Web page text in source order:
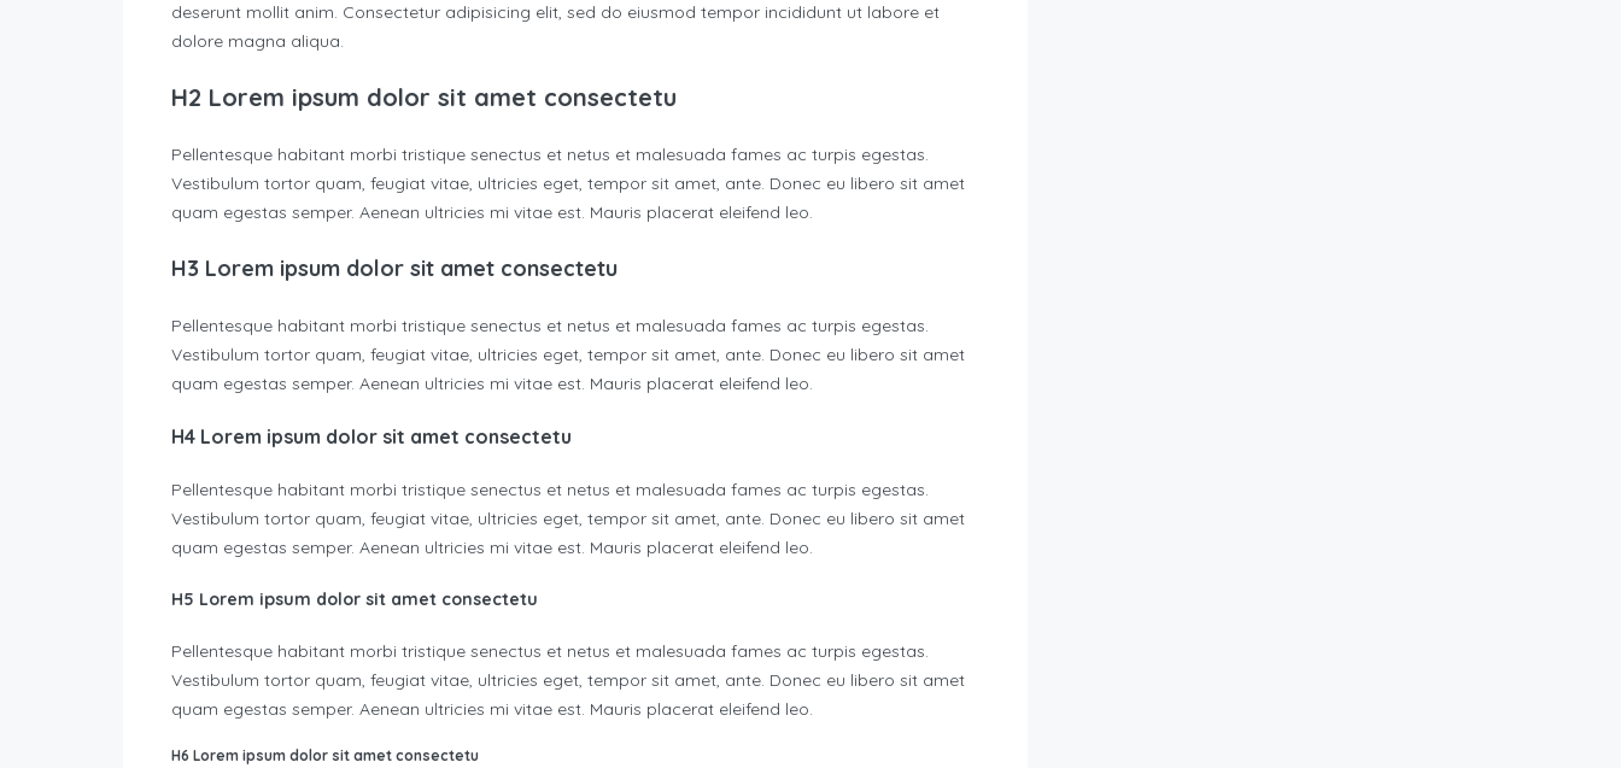
deserunt mollit anim. Consectetur adipisicing elit, sed do eiusmod tempor incididunt ut labore et
dolore magna aliqua.
H2 Lorem ipsum dolor sit amet consectetu
Pellentesque habitant morbi tristique senectus et netus et malesuada fames ac turpis egestas.
Vestibulum tortor quam, feugiat vitae, ultricies eget, tempor sit amet, ante. Donec eu libero sit amet
quam egestas semper. Aenean ultricies mi vitae est. Mauris placerat eleifend leo.
H3 Lorem ipsum dolor sit amet consectetu
Pellentesque habitant morbi tristique senectus et netus et malesuada fames ac turpis egestas.
Vestibulum tortor quam, feugiat vitae, ultricies eget, tempor sit amet, ante. Donec eu libero sit amet
quam egestas semper. Aenean ultricies mi vitae est. Mauris placerat eleifend leo.
H4 Lorem ipsum dolor sit amet consectetu
Pellentesque habitant morbi tristique senectus et netus et malesuada fames ac turpis egestas.
Vestibulum tortor quam, feugiat vitae, ultricies eget, tempor sit amet, ante. Donec eu libero sit amet
quam egestas semper. Aenean ultricies mi vitae est. Mauris placerat eleifend leo.
H5 Lorem ipsum dolor sit amet consectetu
Pellentesque habitant morbi tristique senectus et netus et malesuada fames ac turpis egestas.
Vestibulum tortor quam, feugiat vitae, ultricies eget, tempor sit amet, ante. Donec eu libero sit amet
quam egestas semper. Aenean ultricies mi vitae est. Mauris placerat eleifend leo.
H6 Lorem ipsum dolor sit amet consectetu